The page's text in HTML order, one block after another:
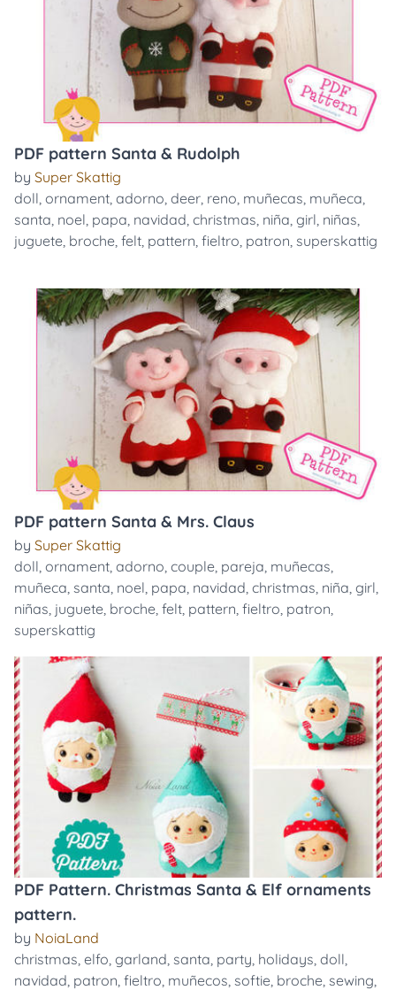
PDF pattern Santa & Rudolph
by Super Skattig
doll, ornament, adorno, deer, reno, muñecas, muñeca,
santa, noel, papa, navidad, christmas, niña, girl, niñas,
juguete, broche, felt, pattern, fieltro, patron, superskattig
PDF pattern Santa & Mrs. Claus
by Super Skattig
doll, ornament, adorno, couple, pareja, muñecas,
muñeca, santa, noel, papa, navidad, christmas, niña, girl,
niñas, juguete, broche, felt, pattern, fieltro, patron,
superskattig
PDF Pattern. Christmas Santa & Elf ornaments
pattern.
by NoiaLand
christmas, elfo, garland, santa, party, holidays, doll,
navidad, patron, fieltro, muñecos, softie, broche, sewing,